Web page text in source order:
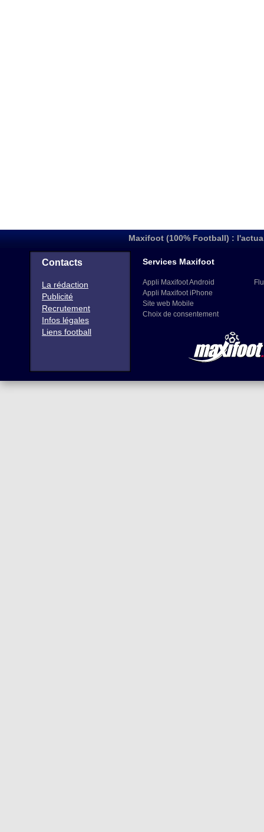
Maxifoot (100% Football) :
Contacts
La rédaction
Publicité
Recrutement
Infos légales
Liens football
Services Maxifoot
Appli Maxifoot Android
Appli Maxifoot iPhone
Site web Mobile
Choix de consentement